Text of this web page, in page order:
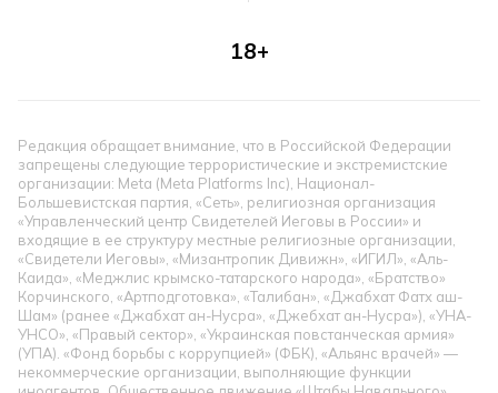
18+
Редакция обращает внимание, что в Российской Федерации
запрещены следующие террористические и экстремистские
организации: Meta (Meta Platforms Inc), Национал-
Большевистская партия, «Сеть», религиозная организация
«Управленческий центр Свидетелей Иеговы в России» и
входящие в ее структуру местные религиозные организации,
«Свидетели Иеговы», «Мизантропик Дивижн», «ИГИЛ», «Аль-
Каида», «Меджлис крымско-татарского народа», «Братство»
Корчинского, «Артподготовка», «Талибан», «Джабхат Фатх аш-
Шам» (ранее «Джабхат ан-Нусра», «Джебхат ан-Нусра»), «УНА-
УНСО», «Правый сектор», «Украинская повстанческая армия»
(УПА). «Фонд борьбы с коррупцией» (ФБК), «Альянс врачей» —
некоммерческие организации, выполняющие функции